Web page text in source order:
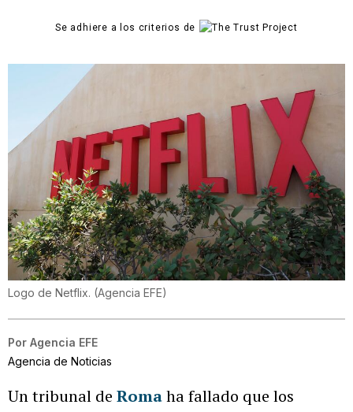
Se adhiere a los criterios de
Logo de Netflix. (Agencia EFE)
Por Agencia EFE
Agencia de Noticias
Un tribunal de Romaha fallado que los